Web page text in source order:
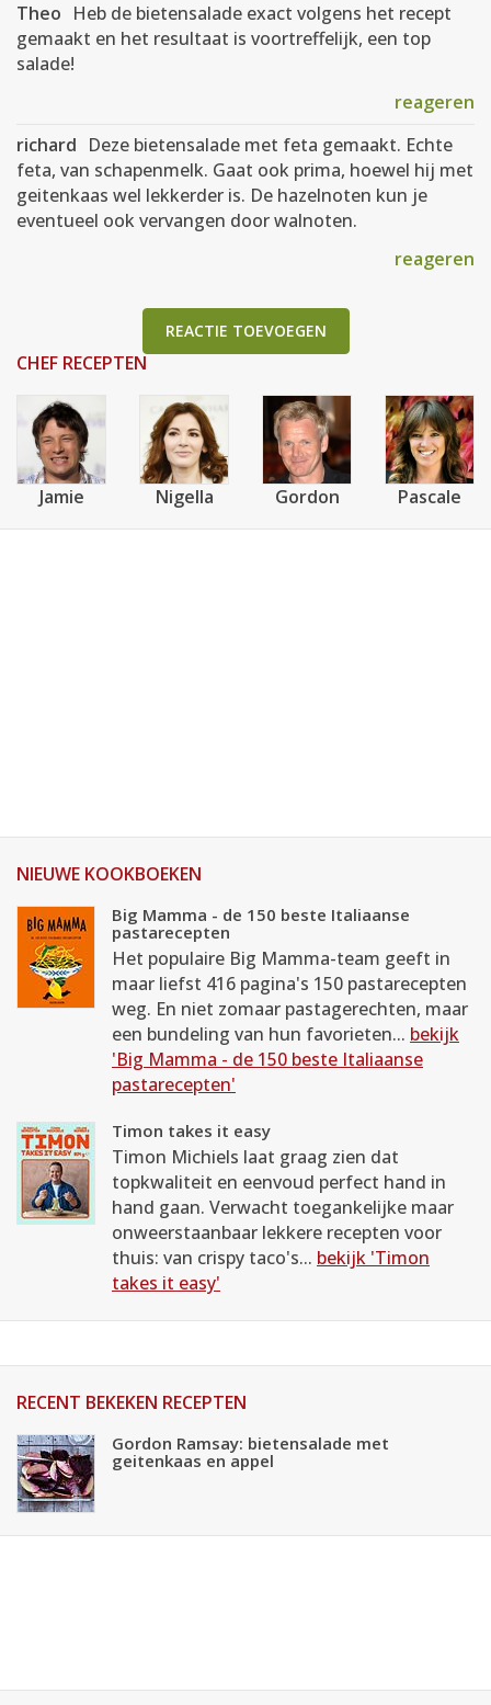
Theo Heb de bietensalade exact volgens het recept
gemaakt en het resultaat is voortreffelijk, een top
salade!
reageren
richard Deze bietensalade met feta gemaakt. Echte
feta, van schapenmelk. Gaat ook prima, hoewel hij met
geitenkaas wel lekkerder is. De hazelnoten kun je
eventueel ook vervangen door walnoten.
reageren
REACTIE TOEVOEGEN
CHEF RECEPTEN
Jamie Nigella Gordon Pascale
NIEUWE KOOKBOEKEN
Big Mamma - de 150 beste Italiaanse
pastarecepten
Het populaire Big Mamma-team geeft in
maar liefst 416 pagina's 150 pastarecepten
weg. En niet zomaar pastagerechten, maar
een bundeling van hun favorieten... bekijk
'Big Mamma - de 150 beste Italiaanse
pastarecepten'
Timon takes it easy
Timon Michiels laat graag zien dat
topkwaliteit en eenvoud perfect hand in
hand gaan. Verwacht toegankelijke maar
onweerstaanbaar lekkere recepten voor
thuis: van crispy taco's... bekijk 'Timon
takes it easy'
RECENT BEKEKEN RECEPTEN
Gordon Ramsay: bietensalade met
geitenkaas en appel